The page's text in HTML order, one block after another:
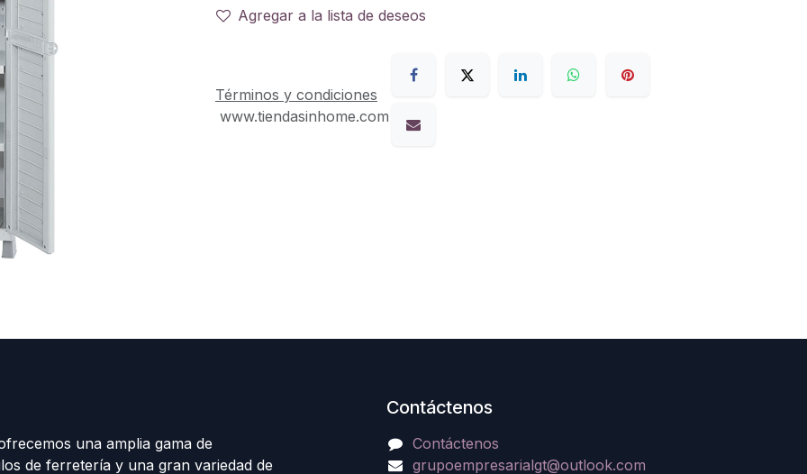
Agregar a la lista de deseos
Términos y condiciones
www.tiendasinhome.com
una amplia gama de
de ferretería y una gran variedad de
Contáctenos
Contáctenos
grupoempresarialgt@outlook.com